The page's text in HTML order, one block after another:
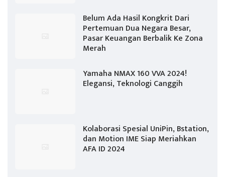
Belum Ada Hasil Kongkrit Dari
Pertemuan Dua Negara Besar,
Pasar Keuangan Berbalik Ke Zona
Merah
Yamaha NMAX 160 VVA 2024!
Elegansi, Teknologi Canggih
Kolaborasi Spesial UniPin, Bstation,
dan Motion IME Siap Meriahkan
AFA ID 2024